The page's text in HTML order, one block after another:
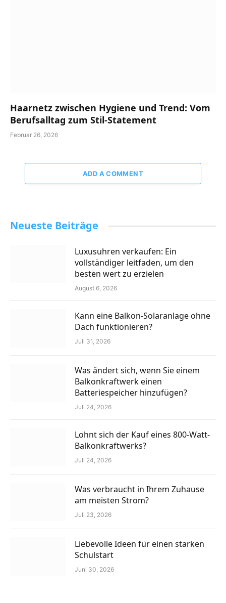
Haarnetz zwischen Hygiene und Trend: Vom
Berufsalltag zum Stil-Statement
Februar 26, 2026
ADD A COMMENT
Neueste Beiträge
Luxusuhren verkaufen: Ein
vollständiger leitfaden, um den
besten wert zu erzielen
August 6, 2026
Kann eine Balkon-Solaranlage ohne
Dach funktionieren?
Juli 31, 2026
Was ändert sich, wenn Sie einem
Balkonkraftwerk einen
Batteriespeicher hinzufügen?
Juli 24, 2026
Lohnt sich der Kauf eines 800-Watt-
Balkonkraftwerks?
Juli 24, 2026
Was verbraucht in Ihrem Zuhause
am meisten Strom?
Juli 23, 2026
Liebevolle Ideen für einen starken
Schulstart
Juni 30, 2026